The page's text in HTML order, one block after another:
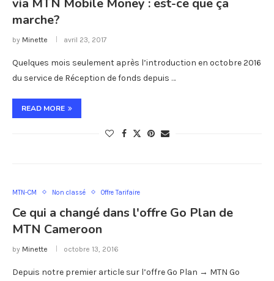
via MTN Mobile Money : est-ce que ça
marche?
by Minette avril 23, 2017
Quelques mois seulement après l’introduction en octobre 2016
du service de Réception de fonds depuis …
READ MORE
MTN-CM Non classé Offre Tarifaire
Ce qui a changé dans l'offre Go Plan de
MTN Cameroon
by Minette octobre 13, 2016
Depuis notre premier article sur l’offre Go Plan → MTN Go